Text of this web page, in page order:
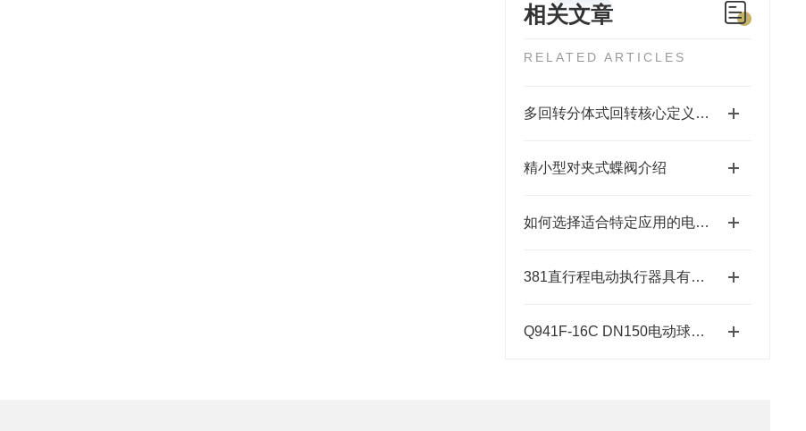
相关文章
RELATED ARTICLES
多回转分体式回转核心定义与结构
精小型对夹式蝶阀介绍
如何选择适合特定应用的电动执行器？
381直行程电动执行器具有结构紧凑、响应速度快等特点
Q941F-16C DN150电动球阀的参数